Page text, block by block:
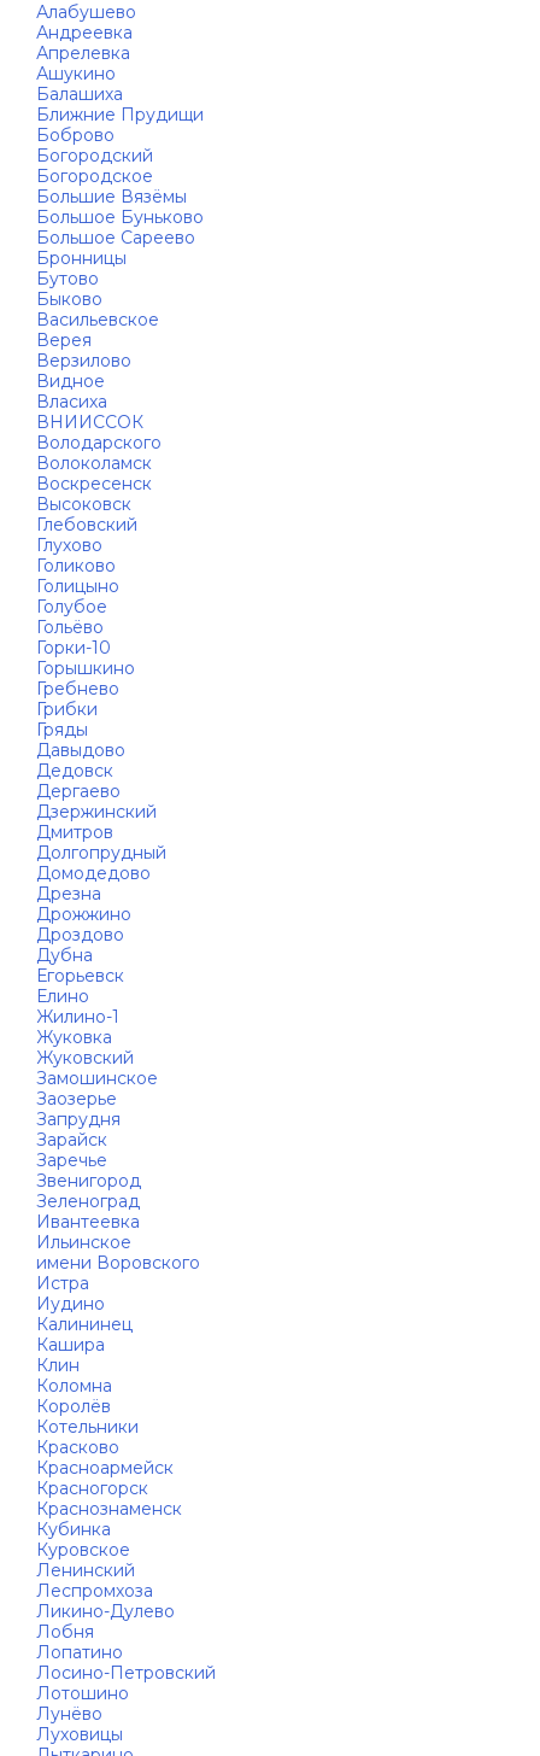
Алабушево
Андреевка
Апрелевка
Ашукино
Балашиха
Ближние Прудищи
Боброво
Богородский
Богородское
Большие Вязёмы
Большое Буньково
Большое Сареево
Бронницы
Бутово
Быково
Васильевское
Верея
Верзилово
Видное
Власиха
ВНИИССОК
Володарского
Волоколамск
Воскресенск
Высоковск
Глебовский
Глухово
Голиково
Голицыно
Голубое
Гольёво
Горки-10
Горышкино
Гребнево
Грибки
Гряды
Давыдово
Дедовск
Дергаево
Дзержинский
Дмитров
Долгопрудный
Домодедово
Дрезна
Дрожжино
Дроздово
Дубна
Егорьевск
Елино
Жилино-1
Жуковка
Жуковский
Замошинское
Заозерье
Запрудня
Зарайск
Заречье
Звенигород
Зеленоград
Ивантеевка
Ильинское
имени Воровского
Истра
Иудино
Калининец
Кашира
Клин
Коломна
Королёв
Котельники
Красково
Красноармейск
Красногорск
Краснознаменск
Кубинка
Куровское
Ленинский
Леспромхоза
Ликино-Дулево
Лобня
Лопатино
Лосино-Петровский
Лотошино
Лунёво
Луховицы